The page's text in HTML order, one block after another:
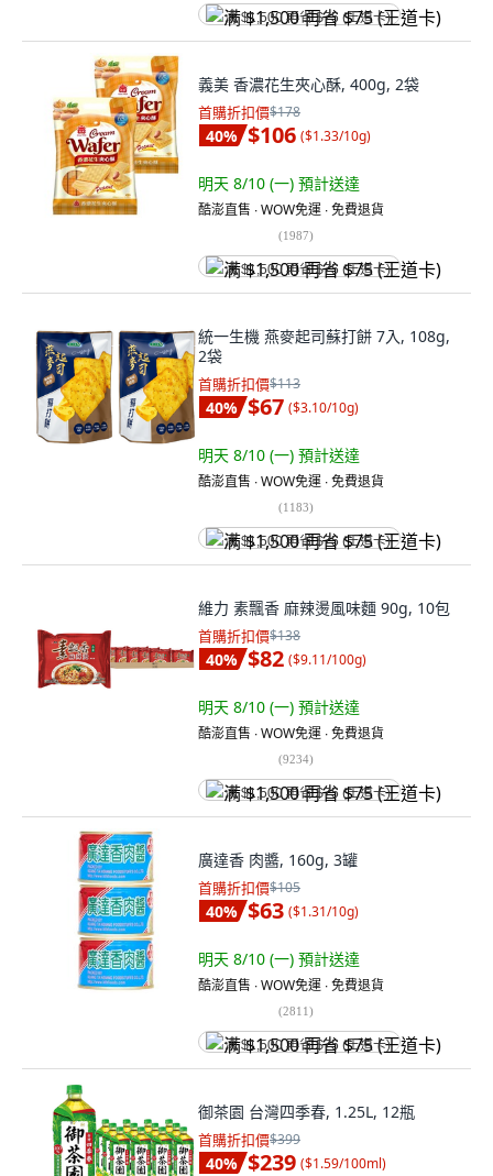
满 $1,500 再省 $75 (王道卡)
義美 香濃花生夾心酥, 400g, 2袋
首購折扣價$178
40% $106 ($1.33/10g)
明天 8/10 (一) 預計送達
酷澎直售 ∙ WOW免運 ∙ 免費退貨
(1987)
满 $1,500 再省 $75 (王道卡)
統一生機 燕麥起司蘇打餅 7入, 108g,
2袋
首購折扣價$113
40% $67 ($3.10/10g)
明天 8/10 (一) 預計送達
酷澎直售 ∙ WOW免運 ∙ 免費退貨
(1183)
满 $1,500 再省 $75 (王道卡)
維力 素飄香 麻辣燙風味麵 90g, 10包
首購折扣價$138
40% $82 ($9.11/100g)
明天 8/10 (一) 預計送達
酷澎直售 ∙ WOW免運 ∙ 免費退貨
(9234)
满 $1,500 再省 $75 (王道卡)
廣達香 肉醬, 160g, 3罐
首購折扣價$105
40% $63 ($1.31/10g)
明天 8/10 (一) 預計送達
酷澎直售 ∙ WOW免運 ∙ 免費退貨
(2811)
满 $1,500 再省 $75 (王道卡)
御茶園 台灣四季春, 1.25L, 12瓶
首購折扣價$399
40% $239 ($1.59/100ml)